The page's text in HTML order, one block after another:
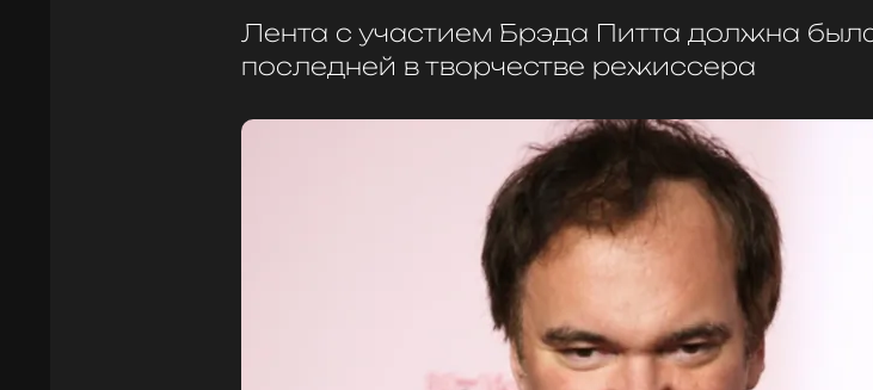
Лента с участием Брэда Питта должна
последней в творчестве режиссера